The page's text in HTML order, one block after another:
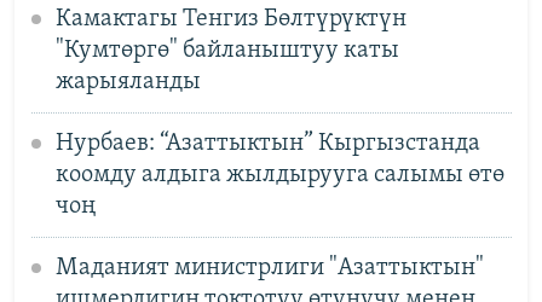
Камактагы Тенгиз Бөлтүрүктүн
"Кумтөргө" байланыштуу каты
жарыяланды
Нурбаев: “Азаттыктын” Кыргызстанда
коомду алдыга жылдырууга салымы өтө
чоң
Маданият министрлиги "Азаттыктын"